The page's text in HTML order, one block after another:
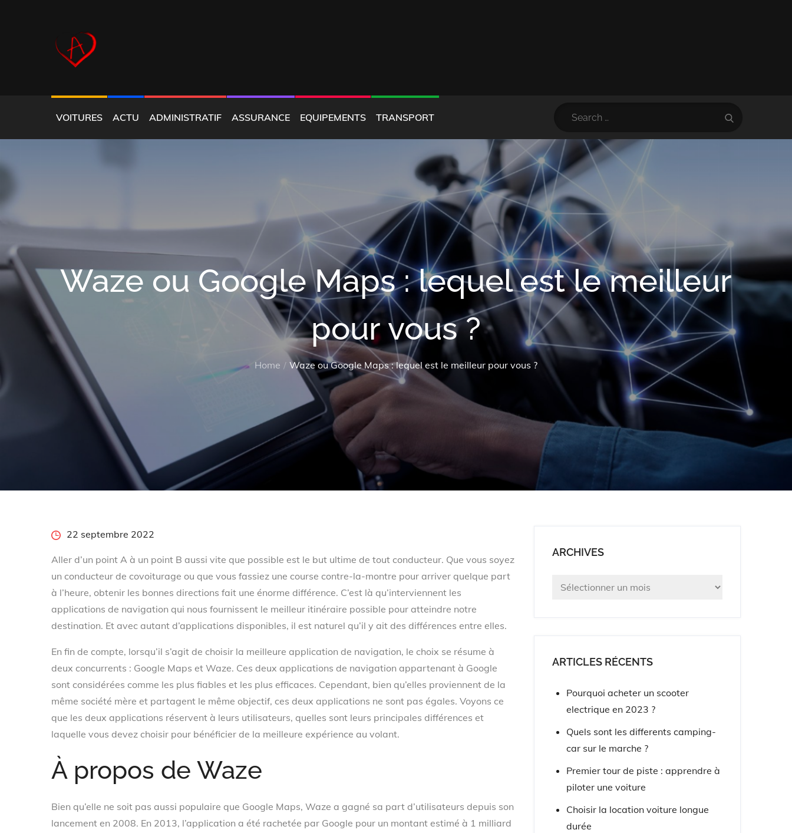
VOITURES ACTU ADMINISTRATIF ASSURANCE EQUIPEMENTS TRANSPORT
Waze ou Google Maps : lequel est le meilleur
pour vous ?
Home Waze ou Google Maps : lequel est le meilleur pour vous ?
Posted22 septembre 2022
Aller d’un point A à un point B aussi vite que possible est le but ultime de tout conducteur. Que vous soyez
un conducteur de covoiturage ou que vous fassiez une course contre-la-montre pour arriver quelque part
à l’heure, obtenir les bonnes directions fait une énorme différence. C’est là qu’interviennent les
applications de navigation qui nous fournissent le meilleur itinéraire possible pour atteindre notre
destination. Et avec autant d’applications disponibles, il est naturel qu’il y ait des différences entre elles.
En fin de compte, lorsqu’il s’agit de choisir la meilleure application de navigation, le choix se résume à
deux concurrents : Google Maps et Waze. Ces deux applications de navigation appartenant à Google
sont considérées comme les plus fiables et les plus efficaces. Cependant, bien qu’elles proviennent de la
même société mère et partagent le même objectif, ces deux applications ne sont pas égales. Voyons ce
que les deux applications réservent à leurs utilisateurs, quelles sont leurs principales différences et
laquelle vous devez choisir pour bénéficier de la meilleure expérience au volant.
À propos de Waze
Bien qu’elle ne soit pas aussi populaire que Google Maps, Waze a gagné sa part d’utilisateurs depuis son
lancement en 2008. En 2013, l’application a été rachetée par Google pour un montant estimé à 1 milliard
ARCHIVES
Archives
ARTICLES RÉCENTS
Pourquoi acheter un scooter
electrique en 2023 ?
Quels sont les differents camping-
car sur le marche ?
Premier tour de piste : apprendre à
piloter une voiture
Choisir la location voiture longue
durée